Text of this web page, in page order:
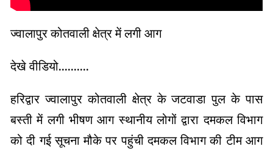
ज्वालापुर कोतवाली क्षेत्र में लगी आग
देखे वीडियो……….
हरिद्वार ज्वालापुर कोतवाली क्षेत्र के जटवाडा पुल के पास
बस्ती में लगी भीषण आग स्थानीय लोगों द्वारा दमकल विभाग
को दी गई सूचना मौके पर पहुंची दमकल विभाग की टीम आग